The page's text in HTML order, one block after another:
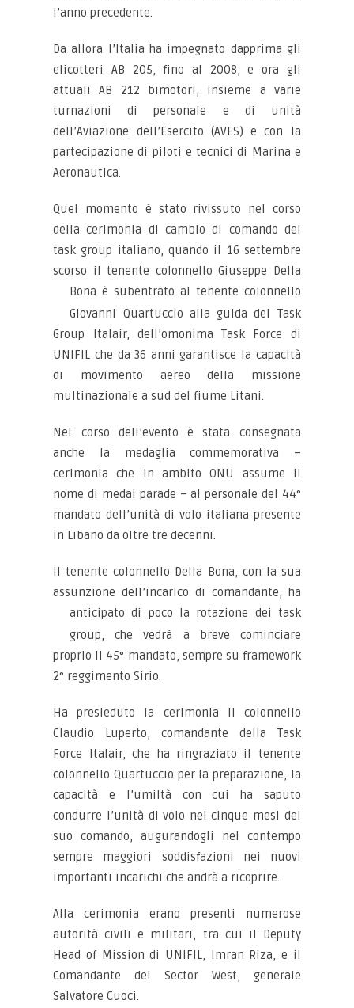
l’anno precedente.
Da allora l’Italia ha impegnato dapprima gli
elicotteri AB 205, fino al 2008, e ora gli
attuali AB 212 bimotori, insieme a varie
turnazioni di personale e di unità
dell’Aviazione dell’Esercito (AVES) e con la
partecipazione di piloti e tecnici di Marina e
Aeronautica.
Quel momento è stato rivissuto nel corso
della cerimonia di cambio di comando del
task group italiano, quando il 16 settembre
scorso il tenente colonnello Giuseppe Della
Bona è subentrato al tenente colonnello
Giovanni Quartuccio alla guida del Task
Group Italair, dell’omonima Task Force di
UNIFIL che da 36 anni garantisce la capacità
di movimento aereo della missione
multinazionale a sud del fiume Litani.
Nel corso dell’evento è stata consegnata
anche la medaglia commemorativa –
cerimonia che in ambito ONU assume il
nome di medal parade – al personale del 44°
mandato dell’unità di volo italiana presente
in Libano da oltre tre decenni.
Il tenente colonnello Della Bona, con la sua
assunzione dell’incarico di comandante, ha
anticipato di poco la rotazione dei task
group, che vedrà a breve cominciare
proprio il 45° mandato, sempre su framework
2° reggimento Sirio.
Ha presieduto la cerimonia il colonnello
Claudio Luperto, comandante della Task
Force Italair, che ha ringraziato il tenente
colonnello Quartuccio per la preparazione, la
capacità e l’umiltà con cui ha saputo
condurre l’unità di volo nei cinque mesi del
suo comando, augurandogli nel contempo
sempre maggiori soddisfazioni nei nuovi
importanti incarichi che andrà a ricoprire.
Alla cerimonia erano presenti numerose
autorità civili e militari, tra cui il Deputy
Head of Mission di UNIFIL, Imran Riza, e il
Comandante del Sector West, generale
Salvatore Cuoci.